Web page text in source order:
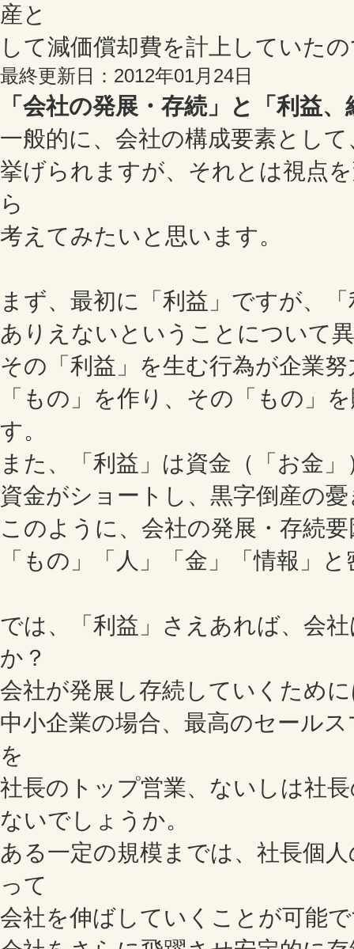
産と
して減価償却費を計上していた
最終更新日：2012年01月24日
「会社の発展・存続」と「利益
一般的に、会社の構成要素とし
挙げられますが、それとは視点
ら
考えてみたいと思います。
まず、最初に「利益」ですが、
ありえないということについて
その「利益」を生む行為が企業
「もの」を作り、その「もの」
す。
また、「利益」は資金（「お金
資金がショートし、黒字倒産の
このように、会社の発展・存続
「もの」「人」「金」「情報」
では、「利益」さえあれば、会
か？
会社が発展し存続していくため
中小企業の場合、最高のセール
を
社長のトップ営業、ないしは社
ないでしょうか。
ある一定の規模までは、社長個
って
会社を伸ばしていくことが可能